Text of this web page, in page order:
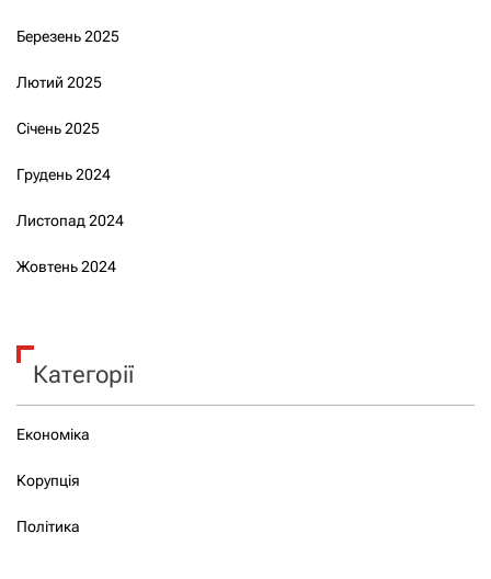
Березень 2025
Лютий 2025
Січень 2025
Грудень 2024
Листопад 2024
Жовтень 2024
Категорії
Економіка
Корупція
Політика